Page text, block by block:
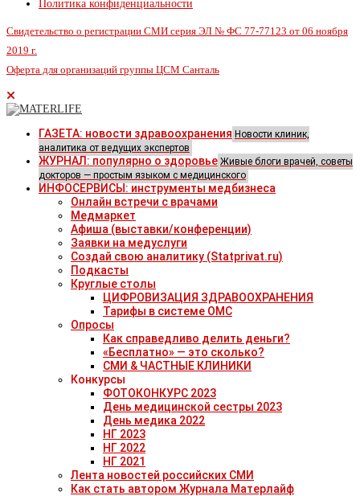
Политика конфиденциальности
Свидетельство о регистрации СМИ серия ЭЛ № ФС 77-77123 от 06 ноября
2019 г.
Оферта для организаций группы ЦСМ Санталь
ГАЗЕТА: новости здравоохранения Новости клиник,
аналитика от ведущих экспертов
ЖУРНАЛ: популярно о здоровье Живые блоги врачей, советы
докторов — простым языком с медицинского
ИНФОСЕРВИСЫ: инструменты медбизнеса
Онлайн встречи с врачами
Медмаркет
Афиша (выставки/конференции)
Заявки на медуслуги
Создай свою аналитику (Statprivat.ru)
Подкасты
Круглые столы
ЦИФРОВИЗАЦИЯ ЗДРАВООХРАНЕНИЯ
Тарифы в системе ОМС
Опросы
Как справедливо делить деньги?
«Бесплатно» — это сколько?
СМИ & ЧАСТНЫЕ КЛИНИКИ
Конкурсы
ФОТОКОНКУРС 2023
День медицинской сестры 2023
День медика 2022
НГ 2023
НГ 2022
НГ 2021
Лента новостей российских СМИ
Как стать автором Журнала Матерлайф